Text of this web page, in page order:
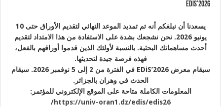
EDiS’2026
يسعدنا أن نبلغكم أنه تم تمديد الموعد النهائي لتقديم الأوراق حتى 10
يونيو 2026. نحن نشجعك بشدة على الاستفادة من هذا الامتداد لتقديم
أحدث مساهماتك البحثية. بالنسبة لأولئك الذين قدموا أوراقهم بالفعل،
فهذه فرصة جيدة لتحديثها.
سيقام معرض EDiS’2026 في الفترة من 2 إلى 5 نوفمبر 2026. سيقام
الحدث في وهران بالجزائر.
المعلومات الكاملة متاحة على الموقع الإلكتروني للمؤتمر:
https://univ-oran1.dz/edis/edis26
/